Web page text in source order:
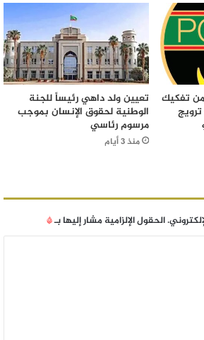
تفكيك
تعيين ولد داهي رئيساً للجنة
الوطنية لحقوق الإنسان بموجب
مرسوم رئاسي
منذ 3 أيام
الحقول الإلزامية مشار إليها بـ*